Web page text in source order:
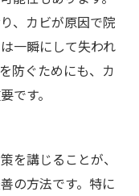
、カビが原因で院
一瞬にして失われ
防ぐためにも、カ
です。
を講じることが、
の方法です。特に